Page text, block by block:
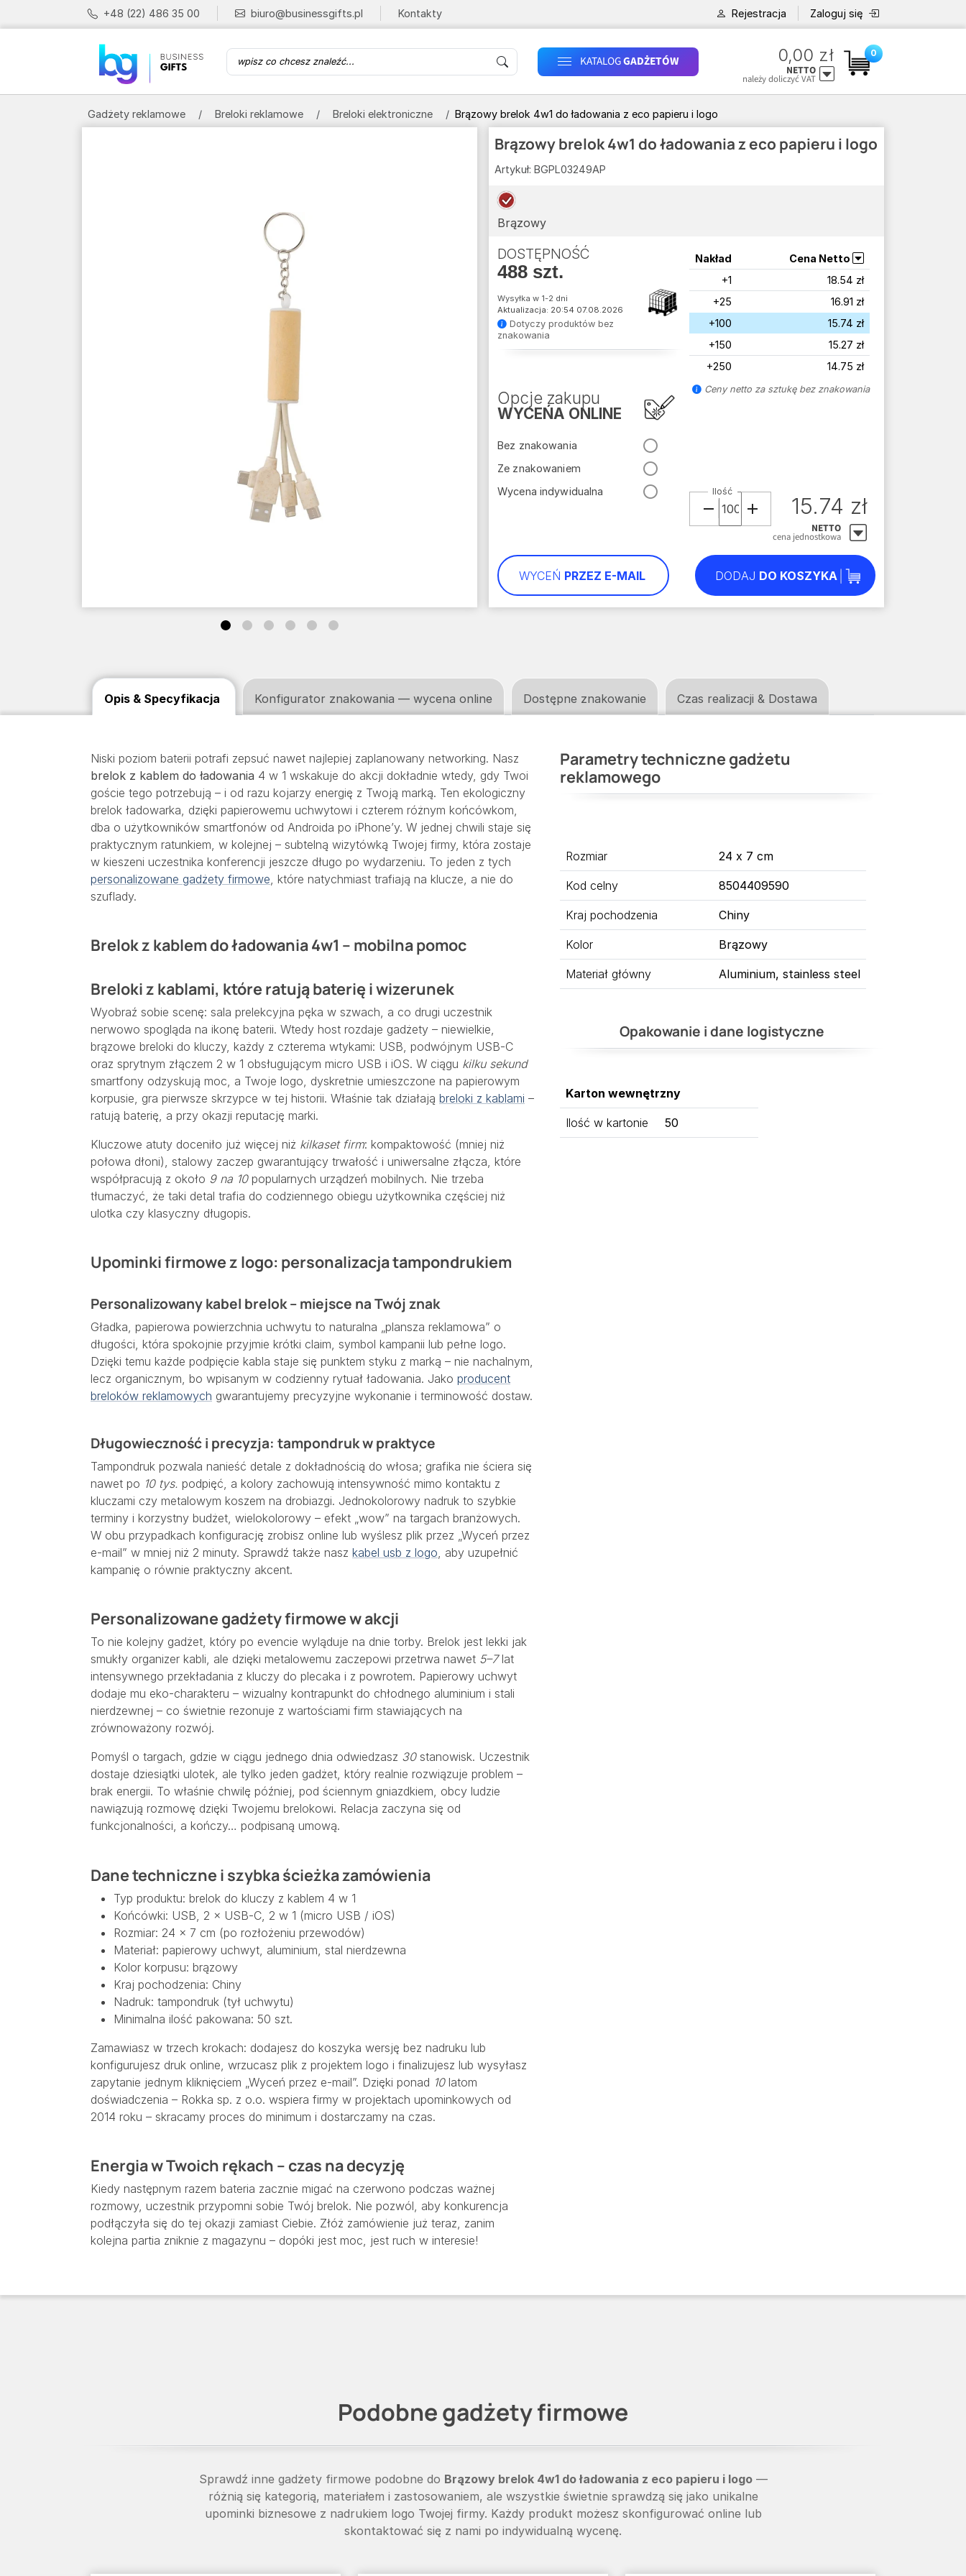
+48 (22) 486 35 00 biuro@businessgifts.pl Kontakty Rejestracja Zaloguj się
KATALOGGADŻETÓW 0,00 zł
NETTO
należy doliczyć VAT
0
Gadżety reklamowe Breloki reklamowe Breloki elektroniczne Brązowy brelok 4w1 do ładowania z eco papieru i logo
Brązowy brelok 4w1 do ładowania z eco papieru i logo
Niski poziom baterii potrafi zepsuć nawet najlepiej zaplanowany networking. Nasz
brelok z kablem do ładowania 4 w 1 wskakuje do akcji dokładnie wtedy, gdy Twoi
goście tego potrzebują – i od razu kojarzy energię z Twoją marką. Ten ekologiczny
brelok ładowarka, dzięki papierowemu uchwytowi i czterem różnym końcówkom,
dba o użytkowników smartfonów od Androida po iPhone’y. W jednej chwili staje się
praktycznym ratunkiem, w kolejnej – subtelną wizytówką Twojej firmy, która zostaje
w kieszeni uczestnika konferencji jeszcze długo po wydarzeniu. To jeden z tych
personalizowane gadżety firmowe, które natychmiast trafiają na klucze, a nie do
szuflady.
Brelok z kablem do ładowania 4w1 – mobilna pomoc
Breloki z kablami, które ratują baterię i wizerunek
Wyobraź sobie scenę: sala prelekcyjna pęka w szwach, a co drugi uczestnik
nerwowo spogląda na ikonę baterii. Wtedy host rozdaje gadżety – niewielkie,
brązowe breloki do kluczy, każdy z czterema wtykami: USB, podwójnym USB-C
oraz sprytnym złączem 2 w 1 obsługującym micro USB i iOS. W ciągu kilku sekund
smartfony odzyskują moc, a Twoje logo, dyskretnie umieszczone na papierowym
korpusie, gra pierwsze skrzypce w tej historii. Właśnie tak działają breloki z kablami –
ratują baterię, a przy okazji reputację marki.
Kluczowe atuty doceniło już więcej niż kilkaset firm: kompaktowość (mniej niż
połowa dłoni), stalowy zaczep gwarantujący trwałość i uniwersalne złącza, które
współpracują z około 9 na 10popularnych urządzeń mobilnych. Nie trzeba
tłumaczyć, że taki detal trafia do codziennego obiegu użytkownika częściej niż
ulotka czy klasyczny długopis.
Upominki firmowe z logo: personalizacja tampondrukiem
Personalizowany kabel brelok – miejsce na Twój znak
Gładka, papierowa powierzchnia uchwytu to naturalna „plansza reklamowa” o
długości, która spokojnie przyjmie krótki claim, symbol kampanii lub pełne logo.
Dzięki temu każde podpięcie kabla staje się punktem styku z marką – nie nachalnym,
lecz organicznym, bo wpisanym w codzienny rytuał ładowania. Jako producent
breloków reklamowych gwarantujemy precyzyjne wykonanie i terminowość dostaw.
Długowieczność i precyzja: tampondruk w praktyce
Tampondruk pozwala nanieść detale z dokładnością do włosa; grafika nie ściera się
nawet po 10 tys. podpięć, a kolory zachowują intensywność mimo kontaktu z
kluczami czy metalowym koszem na drobiazgi. Jednokolorowy nadruk to szybkie
terminy i korzystny budżet, wielokolorowy – efekt „wow” na targach branżowych.
W obu przypadkach konfigurację zrobisz online lub wyślesz plik przez „Wyceń przez
e-mail” w mniej niż 2 minuty. Sprawdź także nasz kabel usb z logo, aby uzupełnić
kampanię o równie praktyczny akcent.
Personalizowane gadżety firmowe w akcji
To nie kolejny gadżet, który po evencie wyląduje na dnie torby. Brelok jest lekki jak
smukły organizer kabli, ale dzięki metalowemu zaczepowi przetrwa nawet 5–7lat
intensywnego przekładania z kluczy do plecaka i z powrotem. Papierowy uchwyt
dodaje mu eko-charakteru – wizualny kontrapunkt do chłodnego aluminium i stali
nierdzewnej – co świetnie rezonuje z wartościami firm stawiających na
zrównoważony rozwój.
Pomyśl o targach, gdzie w ciągu jednego dnia odwiedzasz 30stanowisk. Uczestnik
dostaje dziesiątki ulotek, ale tylko jeden gadżet, który realnie rozwiązuje problem –
brak energii. To właśnie chwilę później, pod ściennym gniazdkiem, obcy ludzie
nawiązują rozmowę dzięki Twojemu brelokowi. Relacja zaczyna się od
funkcjonalności, a kończy… podpisaną umową.
Dane techniczne i szybka ścieżka zamówienia
Typ produktu: brelok do kluczy z kablem 4 w 1
Końcówki: USB, 2 × USB-C, 2 w 1 (micro USB / iOS)
Rozmiar: 24 × 7 cm (po rozłożeniu przewodów)
Materiał: papierowy uchwyt, aluminium, stal nierdzewna
Kolor korpusu: brązowy
Kraj pochodzenia: Chiny
Nadruk: tampondruk (tył uchwytu)
Minimalna ilość pakowana: 50 szt.
Zamawiasz w trzech krokach: dodajesz do koszyka wersję bez nadruku lub
konfigurujesz druk online, wrzucasz plik z projektem logo i finalizujesz lub wysyłasz
zapytanie jednym kliknięciem „Wyceń przez e-mail”. Dzięki ponad 10latom
doświadczenia – Rokka sp. z o.o. wspiera firmy w projektach upominkowych od
2014 roku – skracamy proces do minimum i dostarczamy na czas.
Energia w Twoich rękach – czas na decyzję
Kiedy następnym razem bateria zacznie migać na czerwono podczas ważnej
rozmowy, uczestnik przypomni sobie Twój brelok. Nie pozwól, aby konkurencja
podłączyła się do tej okazji zamiast Ciebie. Złóż zamówienie już teraz, zanim
kolejna partia zniknie z magazynu – dopóki jest moc, jest ruch w interesie!
Parametry techniczne gadżetu
reklamowego
Rozmiar 24 x 7 cm
Kod celny 8504409590
Kraj pochodzenia Chiny
Kolor Brązowy
Materiał główny Aluminium, stainless steel
Opakowanie i dane logistyczne
Karton wewnętrzny
Ilość w kartonie 50
Podobne gadżety firmowe
Sprawdź inne gadżety firmowe podobne do Brązowy brelok 4w1 do ładowania z eco papieru i logo—
różnią się kategorią, materiałem i zastosowaniem, ale wszystkie świetnie sprawdzą się jako unikalne
upominki biznesowe z nadrukiem logo Twojej firmy. Każdy produkt możesz skonfigurować online lub
skontaktować się z nami po indywidualną wycenę.
Opis & Specyfikacja Konfigurator znakowania — wycena online Dostępne znakowanie Czas realizacji & Dostawa
Artykuł: BGPL03249AP
Brązowy
DOSTĘPNOŚĆ
488 szt.
Wysyłka w 1-2 dni
Aktualizacja: 20:54 07.08.2026
Dotyczy produktów bez
znakowania
Opcje zakupu
WYCEŃA ONLINE
Bez znakowania
Ze znakowaniem
Wycena indywidualna
Nakład
Cena Netto
+1
18.54 zł
+25
16.91 zł
+100
15.74 zł
+150
15.27 zł
+250
14.75 zł
Ceny netto za sztukę bez znakowania
Ilość
15.74 zł
NETTO
cena jednostkowa
WYCEŃ PRZEZ E-MAIL DODAJ DO KOSZYKA